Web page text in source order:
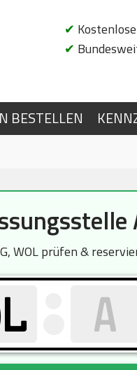
✔
✔
BESTELLEN
WOL prüfen &